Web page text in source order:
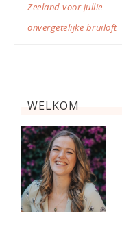
Zeeland voor jullie
onvergetelijke bruiloft
WELKOM